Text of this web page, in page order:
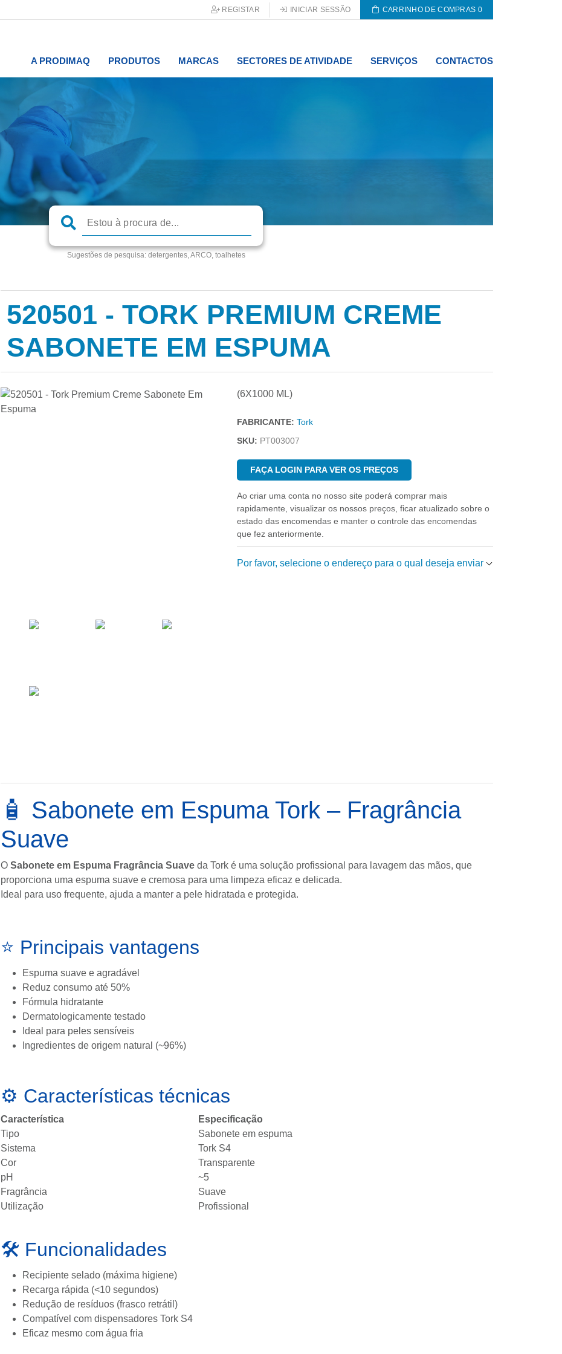
REGISTAR INICIAR SESSÃO CARRINHO DE COMPRAS 0
A PRODIMAQ PRODUTOS MARCAS SECTORES DE ATIVIDADE SERVIÇOS CONTACTOS
Sugestões de pesquisa:detergentes, ARCO, toalhetes
520501 - TORK PREMIUM CREME
SABONETE EM ESPUMA
(6X1000 ML)
FABRICANTE: Tork
SKU: PT003007
FAÇA LOGIN PARA VER OS PREÇOS
Ao criar uma conta no nosso site poderá comprar mais
rapidamente, visualizar os nossos preços, ficar atualizado sobre o
estado das encomendas e manter o controle das encomendas
que fez anteriormente.
Por favor, selecione o endereço para o qual deseja enviar
🧴 Sabonete em Espuma Tork – Fragrância
Suave
OSabonete em Espuma Fragrância Suave daTork é uma solução profissional para lavagem das mãos, que
proporciona uma espuma suave e cremosa para uma limpeza eficaz e delicada.
Ideal para uso frequente, ajuda a manter a pele hidratada e protegida.
⭐ Principais vantagens
Espuma suave e agradável
Reduz consumo até 50%
Fórmula hidratante
Dermatologicamente testado
Ideal para peles sensíveis
Ingredientes de origem natural (~96%)
⚙️ Características técnicas
Característica
Especificação
Tipo
Sabonete em espuma
Sistema
Tork S4
Cor
Transparente
pH
~5
Fragrância
Suave
Utilização
Profissional
🛠️ Funcionalidades
Recipiente selado (máxima higiene)
Recarga rápida (<10 segundos)
Redução de resíduos (frasco retrátil)
Compatível com dispensadores Tork S4
Eficaz mesmo com água fria